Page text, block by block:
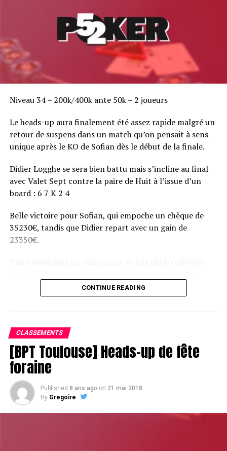
Niveau 34 – 200k/400k ante 50k – 2 joueurs
Le heads-up aura finalement été assez rapide malgré un
retour de suspens dans un match qu’on pensait à sens
unique après le KO de Sofian dès le début de la finale.
Didier Logghe se sera bien battu mais s’incline au final
avec Valet Sept contre la paire de Huit à l’issue d’un
board : 6 7 K 2 4
Belle victoire pour Sofian, qui empoche un chèque de
35230€, tandis que Didier repart avec un gain de
23350€.
CONTINUE READING
CLASSEMENTS
[BPT Toulouse] Heads-up de fête
foraine
Published 8 ans ago on 21 mai 2018
By Gregoire